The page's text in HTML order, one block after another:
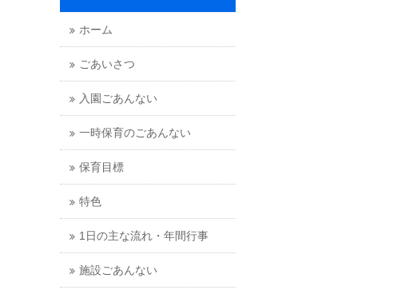
ホーム
ごあいさつ
入園ごあんない
一時保育のごあんない
保育目標
特色
1日の主な流れ・年間行事
施設ごあんない